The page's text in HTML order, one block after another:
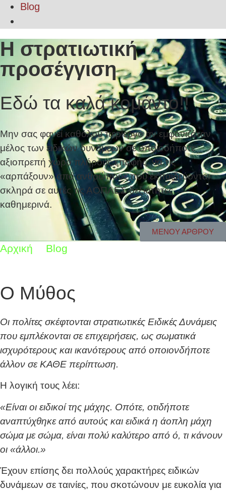
Blog
Η στρατιωτική
προσέγγιση
Εδώ τα καλά κομάντο!!
Μην σας φανεί καθόλου περίεργο αν εμφανιζόταν
μέλος των ειδικών δυνάμεων σε οποιοδήποτε
αξιοπρεπή χώρο πλήρους επαφής, να τις
«αρπάξουν» από ανθρώπους που εκπαιδεύονται
σκληρά σε αυτές τις ΑΟΠΛΕΣ δεξιότητες
καθημερινά.
ΜΕΝΟΥ ΑΡΘΡΟΥ
Αρχική Blog
Ο Μύθος
Οι πολίτες σκέφτονται στρατιωτικές Ειδικές Δυνάμεις
που εμπλέκονται σε επιχειρήσεις, ως σωματικά
ισχυρότερους και ικανότερους από οποιονδήποτε
άλλον σε ΚΑΘΕ περίπτωση.
Η λογική τους λέει:
«Είναι οι ειδικοί της μάχης. Οπότε, οτιδήποτε
αναπτύχθηκε από αυτούς και ειδικά η άοπλη μάχη
σώμα με σώμα, είναι πολύ καλύτερο από ό, τι κάνουν
οι «άλλοι.»
Έχουν επίσης δει πολλούς χαρακτήρες ειδικών
δυνάμεων σε ταινίες, που σκοτώνουν με ευκολία για